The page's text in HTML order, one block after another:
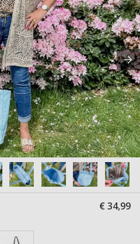
€ 34,99